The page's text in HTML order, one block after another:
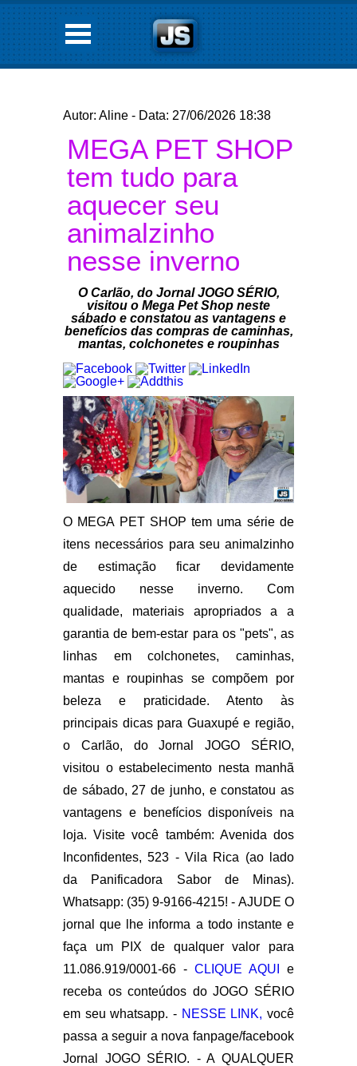
Autor: Aline - Data: 27/06/2026 18:38
MEGA PET SHOP
tem tudo para
aquecer seu
animalzinho
nesse inverno
O Carlão, do Jornal JOGO SÉRIO,
visitou o Mega Pet Shop neste
sábado e constatou as vantagens e
benefícios das compras de caminhas,
mantas, colchonetes e roupinhas
O MEGA PET SHOP tem uma série de
itens necessários para seu animalzinho
de estimação ficar devidamente
aquecido nesse inverno. Com
qualidade, materiais apropriados a a
garantia de bem-estar para os "pets", as
linhas em colchonetes, caminhas,
mantas e roupinhas se compõem por
beleza e praticidade. Atento às
principais dicas para Guaxupé e região,
o Carlão, do Jornal JOGO SÉRIO,
visitou o estabelecimento nesta manhã
de sábado, 27 de junho, e constatou as
vantagens e benefícios disponíveis na
loja. Visite você também: Avenida dos
Inconfidentes, 523 - Vila Rica (ao lado
da Panificadora Sabor de Minas).
Whatsapp: (35) 9-9166-4215! - AJUDE O
jornal que lhe informa a todo instante e
faça um PIX de qualquer valor para
11.086.919/0001-66 - CLIQUE AQUI
e
receba os conteúdos do JOGO SÉRIO
em seu whatsapp. - NESSE LINK, você
passa a seguir a nova fanpage/facebook
Jornal JOGO SÉRIO. - A QUALQUER